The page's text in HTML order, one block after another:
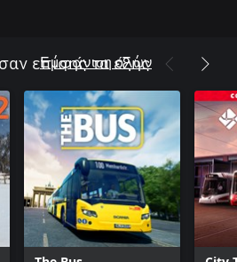
επίσης τα εξής
Εμφάνιση όλων